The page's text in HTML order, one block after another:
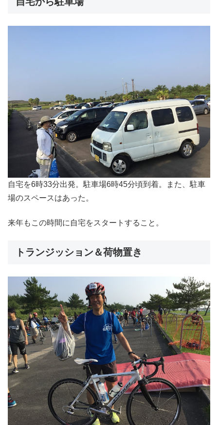
自宅を6時33分出発。駐車場6時45分頃到着。また、駐車
場のスペースはあった。
来年もこの時間に自宅をスタートすること。
トランジッション＆荷物置き